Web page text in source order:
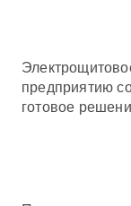
предприятию
готовое